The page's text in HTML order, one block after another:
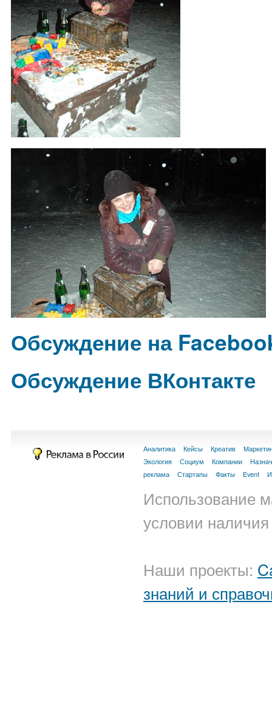
Обсуждение на
Обсуждение ВКонтакте
Аналитика Кейсы Креатив
Экология
Социум Компании
реклама
Стартапы Факты Event
Использование
условии
Наши проекты:
знаний и